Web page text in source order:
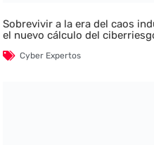
Sobrevivir a la era del caos
el nuevo cálculo del
Cyber Expertos